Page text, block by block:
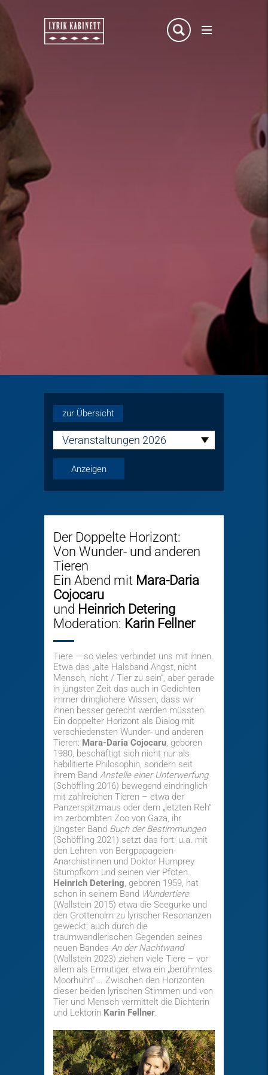
zur Übersicht
Veranstaltungen 2026
Der Doppelte Horizont:
Von Wunder- und anderen
Tieren
Ein Abend mit Mara-Daria
Cojocaru
und Heinrich Detering
Moderation: Karin Fellner
Tiere – so vieles verbindet uns mit ihnen.
Etwa das „alte Halsband Angst, nicht
Mensch, nicht / Tier zu sein“, aber gerade
in jüngster Zeit das auch in Gedichten
immer dringlichere Wissen, dass wir
ihnen besser gerecht werden müssten.
Ein doppelter Horizont als Dialog mit
verschiedensten Wunder- und anderen
Tieren: Mara-Daria Cojocaru, geboren
1980, beschäftigt sich nicht nur als
habilitierte Philosophin, sondern seit
ihrem Band Anstelle einer Unterwerfung
(Schöffling 2016) bewegend eindringlich
mit zahlreichen Tieren – etwa der
Panzerspitzmaus oder dem „letzten Reh“
im zerbombten Zoo von Gaza, ihr
jüngster Band Buch der Bestimmungen
(Schöffling 2021) setzt das fort: u.a. mit
den Lehren von Bergpapageien-
Anarchistinnen und Doktor Humprey
Stumpfkorn und seinen vier Pfoten.
Heinrich Detering, geboren 1959, hat
schon in seinem Band Wundertiere
(Wallstein 2015) etwa die Seegurke und
den Grottenolm zu lyrischer Resonanzen
geweckt; auch durch die
traumwandlerischen Gegenden seines
neuen Bandes An der Nachtwand
(Wallstein 2023) ziehen viele Tiere – vor
allem als Ermutiger, etwa ein „berühmtes
Moorhuhn“ … Zwischen den Horizonten
dieser beiden lyrischen Stimmen und von
Tier und Mensch vermittelt die Dichterin
und Lektorin Karin Fellner.